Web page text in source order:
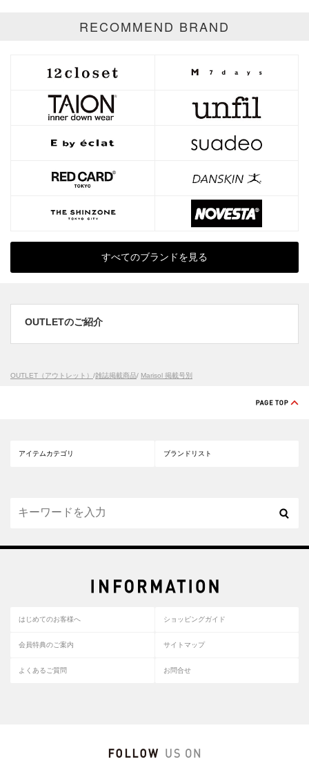
RECOMMEND BRAND
すべてのブランドを見る
OUTLETのご紹介
OUTLET（アウトレット） /雑誌掲載商品/ Marisol 掲載号別
アイテムカテゴリ ブランドリスト
はじめてのお客様へ ショッピングガイド
会員特典のご案内 サイトマップ
よくあるご質問 お問合せ